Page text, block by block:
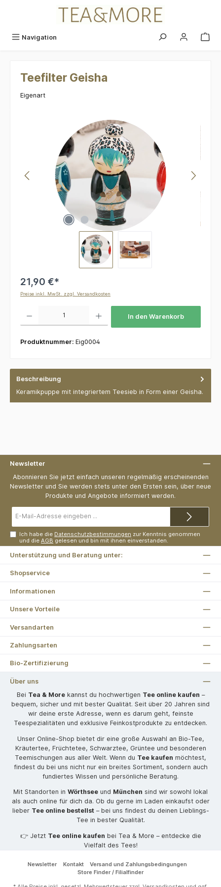
Navigation
Teefilter Geisha
Eigenart
Bildergalerie überspringen
21,90 €*
Preise inkl. MwSt. zzgl. Versandkosten
In den Warenkorb
Produktnummer: Eig0004
Beschreibung
Keramikpuppe mit integriertem Teesieb in Form einer Geisha.
Newsletter
Abonnieren Sie jetzt einfach unseren regelmäßig erscheinenden
Newsletter und Sie werden stets unter den Ersten sein, über neue
Produkte und Angebote informiert werden.
Mail-
Ich habe die Datenschutzbestimmungen zur Kenntnis genommen
und dieAGB gelesen und bin mit ihnen einverstanden.
Unterstützung und Beratung unter:
Shopservice
Informationen
Unsere Vorteile
Versandarten
Zahlungsarten
Bio-Zertifizierung
Über uns
Bei Tea & Morekannst du hochwertigen Tee online kaufen –
bequem, sicher und mit bester Qualität. Seit über 20 Jahren sind
wir deine erste Adresse, wenn es darum geht, feinste
Teespezialitäten und exklusive Feinkostprodukte zu entdecken.
Unser Online-Shop bietet dir eine große Auswahl an Bio-Tee,
Kräutertee, Früchtetee, Schwarztee, Grüntee und besonderen
Teemischungen aus aller Welt. Wenn du Tee kaufen möchtest,
findest du bei uns nicht nur ein breites Sortiment, sondern auch
fundiertes Wissen und persönliche Beratung.
Mit Standorten in Wörthsee und München sind wir sowohl lokal
als auch online für dich da. Ob du gerne im Laden einkaufst oder
lieber Tee online bestellst– bei uns findest du deinen Lieblings-
Tee in bester Qualität.
👉 Jetzt Tee online kaufen bei Tea & More – entdecke die
Vielfalt des Tees!
Newsletter Kontakt
Versand und Zahlungsbedingungen
Store Finder / Filialfinder